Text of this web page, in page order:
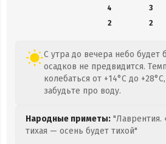
4
3
2
2
С утра до вечера небо будет
осадков не предвидится.
колебаться от +14°C до
забудьте про воду.
Народные приметы: "Лаврентия.
тихая — осень будет тихой"